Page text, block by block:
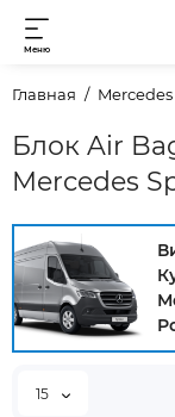
Меню
Главная Mercedes
Блок Air
Mercedes
15